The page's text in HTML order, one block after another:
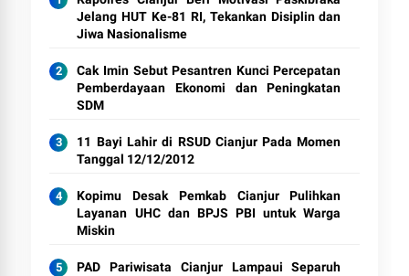
Jelang HUT Ke-81 RI, Tekankan Disiplin dan
Jiwa Nasionalisme
Cak Imin Sebut Pesantren Kunci Percepatan
Pemberdayaan Ekonomi dan Peningkatan
SDM
11 Bayi Lahir di RSUD Cianjur Pada Momen
Tanggal 12/12/2012
Kopimu Desak Pemkab Cianjur Pulihkan
Layanan UHC dan BPJS PBI untuk Warga
Miskin
PAD Pariwisata Cianjur Lampaui Separuh